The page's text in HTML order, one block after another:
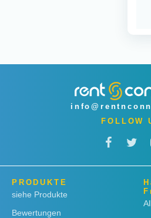
FOLLOW
PRODUKTE
siehe Produkte
Bewertungen